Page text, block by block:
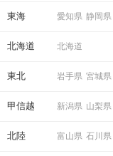
東海 愛知県 静岡県
北海道 北海道
東北 岩手県 宮城県
甲信越 新潟県 山梨県
北陸 富山県 石川県